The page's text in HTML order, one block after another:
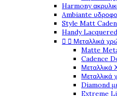
Harmony
Ambiante
Style Matt
Handy
  Μεταλλικά
Matte
Cadence
Μεταλλικά
Diamond
Extreme